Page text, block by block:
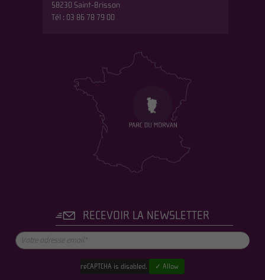
58230 Saint-Brisson
Tél : 03 86 78 79 00
RECEVOIR LA NEWSLETTER
reCAPTCHA is disabled. ✓ Allow